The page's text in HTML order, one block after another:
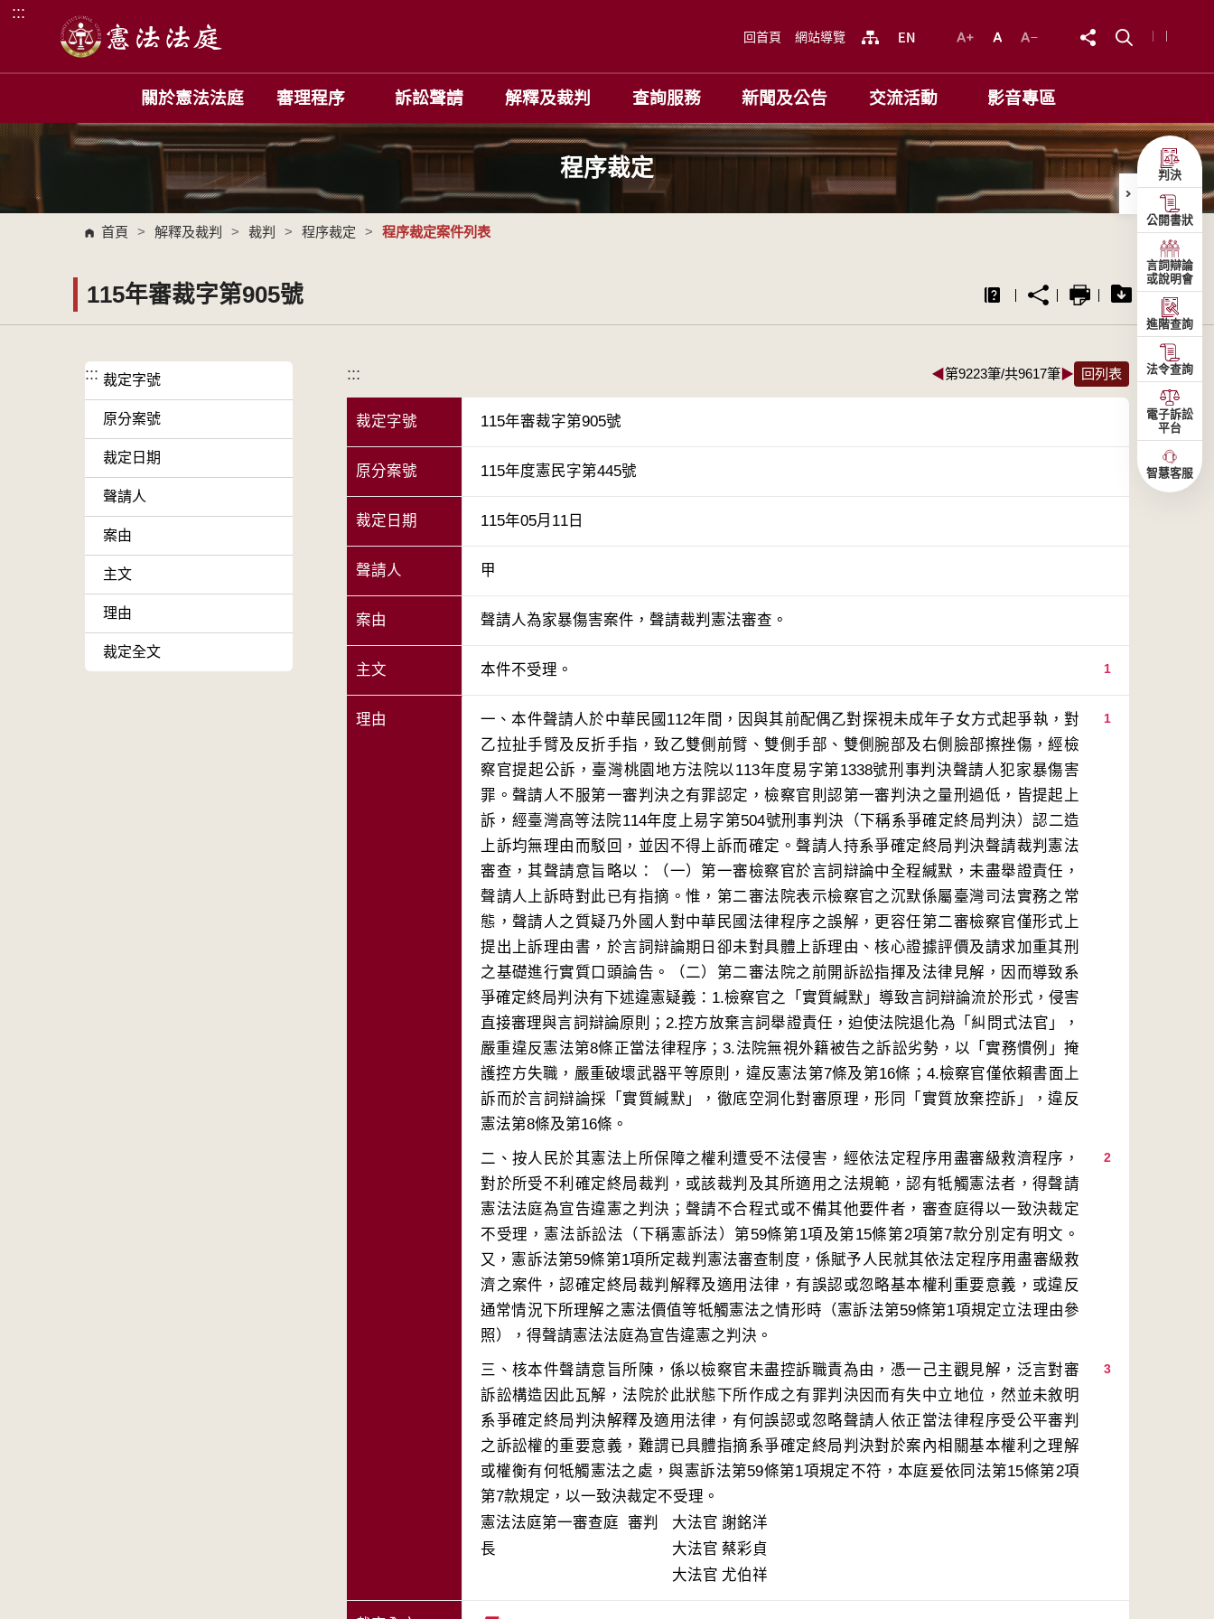
跳到主要內容區塊
:::
回首頁 網站導覽
關於憲法法庭 審理程序 訴訟聲請 解釋及裁判 查詢服務 新聞及公告 交流活動 影音專區
程序裁定
首頁 > 解釋及裁判 > 裁判 > 程序裁定 > 程序裁定案件列表
115年審裁字第905號
::: 裁定字號
原分案號
裁定日期
聲請人
案由
主文
理由
裁定全文
::: ◀第9223筆/共9617筆▶ 回列表
裁定字號 115年審裁字第905號
原分案號 115年度憲民字第445號
裁定日期 115年05月11日
聲請人 甲
案由 聲請人為家暴傷害案件，聲請裁判憲法審查。
主文 1
本件不受理。
理由 1
一、本件聲請人於中華民國112年間，因與其前配偶乙對探視未成年子女方式起爭執，對
乙拉扯手臂及反折手指，致乙雙側前臂、雙側手部、雙側腕部及右側臉部擦挫傷，經檢
察官提起公訴，臺灣桃園地方法院以113年度易字第1338號刑事判決聲請人犯家暴傷害
罪。聲請人不服第一審判決之有罪認定，檢察官則認第一審判決之量刑過低，皆提起上
訴，經臺灣高等法院114年度上易字第504號刑事判決（下稱系爭確定終局判決）認二造
上訴均無理由而駁回，並因不得上訴而確定。聲請人持系爭確定終局判決聲請裁判憲法
審查，其聲請意旨略以：（一）第一審檢察官於言詞辯論中全程緘默，未盡舉證責任，
聲請人上訴時對此已有指摘。惟，第二審法院表示檢察官之沉默係屬臺灣司法實務之常
態，聲請人之質疑乃外國人對中華民國法律程序之誤解，更容任第二審檢察官僅形式上
提出上訴理由書，於言詞辯論期日卻未對具體上訴理由、核心證據評價及請求加重其刑
之基礎進行實質口頭論告。（二）第二審法院之前開訴訟指揮及法律見解，因而導致系
爭確定終局判決有下述違憲疑義：1.檢察官之「實質緘默」導致言詞辯論流於形式，侵害
直接審理與言詞辯論原則；2.控方放棄言詞舉證責任，迫使法院退化為「糾問式法官」，
嚴重違反憲法第8條正當法律程序；3.法院無視外籍被告之訴訟劣勢，以「實務慣例」掩
護控方失職，嚴重破壞武器平等原則，違反憲法第7條及第16條；4.檢察官僅依賴書面上
訴而於言詞辯論採「實質緘默」，徹底空洞化對審原理，形同「實質放棄控訴」，違反
2
二、按人民於其憲法上所保障之權利遭受不法侵害，經依法定程序用盡審級救濟程序，
對於所受不利確定終局裁判，或該裁判及其所適用之法規範，認有牴觸憲法者，得聲請
憲法法庭為宣告違憲之判決；聲請不合程式或不備其他要件者，審查庭得以一致決裁定
不受理，憲法訴訟法（下稱憲訴法）第59條第1項及第15條第2項第7款分別定有明文。
又，憲訴法第59條第1項所定裁判憲法審查制度，係賦予人民就其依法定程序用盡審級救
濟之案件，認確定終局裁判解釋及適用法律，有誤認或忽略基本權利重要意義，或違反
通常情況下所理解之憲法價值等牴觸憲法之情形時（憲訴法第59條第1項規定立法理由參
3
三、核本件聲請意旨所陳，係以檢察官未盡控訴職責為由，憑一己主觀見解，泛言對審
訴訟構造因此瓦解，法院於此狀態下所作成之有罪判決因而有失中立地位，然並未敘明
系爭確定終局判決解釋及適用法律，有何誤認或忽略聲請人依正當法律程序受公平審判
之訴訟權的重要意義，難謂已具體指摘系爭確定終局判決對於案內相關基本權利之理解
或權衡有何牴觸憲法之處，與憲訴法第59條第1項規定不符，本庭爰依同法第15條第2項
憲法法庭第一審查庭 審判
長
大法官 謝銘洋
大法官 蔡彩貞
大法官 尤伯祥
判決
公開書狀
言詞辯論
或說明會
進階查詢
法令查詢
電子訴訟
平台
智慧客服